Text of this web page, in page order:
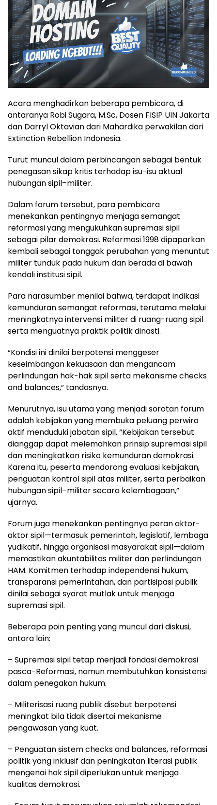
Acara menghadirkan beberapa pembicara, di
antaranya Robi Sugara, M.Sc, Dosen FISIP UIN Jakarta
dan Darryl Oktavian dari Mahardika perwakilan dari
Extinction Rebellion Indonesia.
Turut muncul dalam perbincangan sebagai bentuk
penegasan sikap kritis terhadap isu-isu aktual
hubungan sipil–militer.
Dalam forum tersebut, para pembicara
menekankan pentingnya menjaga semangat
reformasi yang mengukuhkan supremasi sipil
sebagai pilar demokrasi. Reformasi 1998 dipaparkan
kembali sebagai tonggak perubahan yang menuntut
militer tunduk pada hukum dan berada di bawah
kendali institusi sipil.
Para narasumber menilai bahwa, terdapat indikasi
kemunduran semangat reformasi, terutama melalui
meningkatnya intervensi militer di ruang-ruang sipil
serta menguatnya praktik politik dinasti.
“Kondisi ini dinilai berpotensi menggeser
keseimbangan kekuasaan dan mengancam
perlindungan hak-hak sipil serta mekanisme checks
and balances,” tandasnya.
Menurutnya, isu utama yang menjadi sorotan forum
adalah kebijakan yang membuka peluang perwira
aktif menduduki jabatan sipil. “Kebijakan tersebut
dianggap dapat melemahkan prinsip supremasi sipil
dan meningkatkan risiko kemunduran demokrasi.
Karena itu, peserta mendorong evaluasi kebijakan,
penguatan kontrol sipil atas militer, serta perbaikan
hubungan sipil–militer secara kelembagaan,”
ujarnya.
Forum juga menekankan pentingnya peran aktor-
aktor sipil—termasuk pemerintah, legislatif, lembaga
yudikatif, hingga organisasi masyarakat sipil—dalam
memastikan akuntabilitas militer dan perlindungan
HAM. Komitmen terhadap independensi hukum,
transparansi pemerintahan, dan partisipasi publik
dinilai sebagai syarat mutlak untuk menjaga
supremasi sipil.
Beberapa poin penting yang muncul dari diskusi,
antara lain:
– Supremasi sipil tetap menjadi fondasi demokrasi
pasca-Reformasi, namun membutuhkan konsistensi
dalam penegakan hukum.
– Militerisasi ruang publik disebut berpotensi
meningkat bila tidak disertai mekanisme
pengawasan yang kuat.
– Penguatan sistem checks and balances, reformasi
politik yang inklusif dan peningkatan literasi publik
mengenai hak sipil diperlukan untuk menjaga
kualitas demokrasi.